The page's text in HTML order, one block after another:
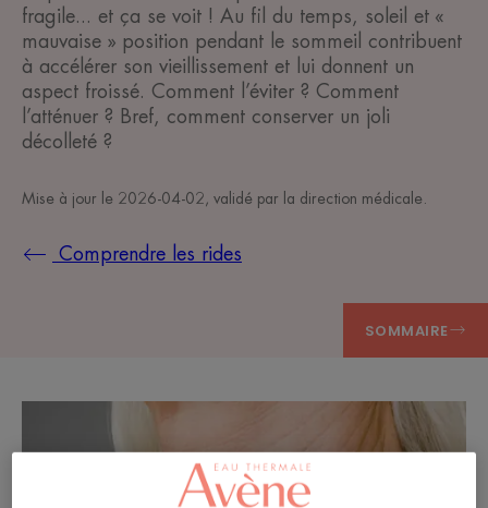
fragile... et ça se voit ! Au fil du temps, soleil et «
mauvaise » position pendant le sommeil contribuent
à accélérer son vieillissement et lui donnent un
aspect froissé. Comment l’éviter ? Comment
l’atténuer ? Bref, comment conserver un joli
décolleté ?
Mise à jour le 2026-04-02 , validé par la direction médicale
Comprendre les rides
SOMMAIRE